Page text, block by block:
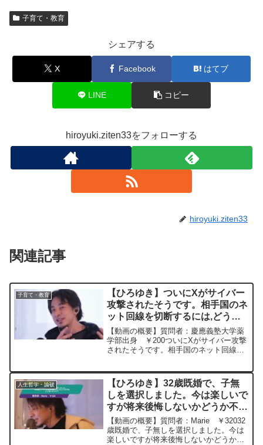
子育て・教育
シェアする
X Facebook はてブ
LINE コピー
hiroyuki.ziten33をフォローする
hiroyuki.ziten33
関連記事
子育て・教育
【ひろゆき】ついにXがサイバー
攻撃されたそうです。相手国のネ
ット回線を切断するには,どうや
ってやるんですかー ひろゆき切
り抜き 20250312
【動画の概要】質問者：慶應義塾大学薬
学部出身 ￥200ついにXがサイバー攻撃
されたそうです。相手国のネット回線を
Grimbergen. M20 ひろゆきさん
の動...
人生哲学・論破
【ひろゆき】32歳既婚で、子無
しを選択しました。今は楽しいで
すが将来後悔しないかどうか不安
です。どう思いますか？ー ひろ
ゆき切り抜き 20231128
【動画の概要】質問者：Marie ￥32032
歳既婚で、子無しを選択しました。今は
楽しいですが将来後悔しないかどうか不